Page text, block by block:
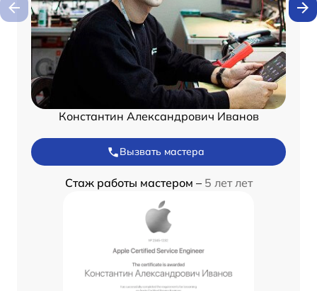
Константин Александрович Иванов
Вызвать мастера
Стаж работы мастером – 5 лет лет